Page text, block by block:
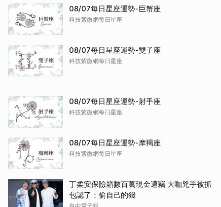
08/07每日星座運勢-巨蟹座
科技紫微網每日星座
08/07每日星座運勢-雙子座
科技紫微網每日星座
08/07每日星座運勢-射手座
科技紫微網每日星座
08/07每日星座運勢-摩羯座
科技紫微網每日星座
丁柔安保險箱數百萬現金遭竊 大咖兇手被抓
包認了：偷自己的錢
取消